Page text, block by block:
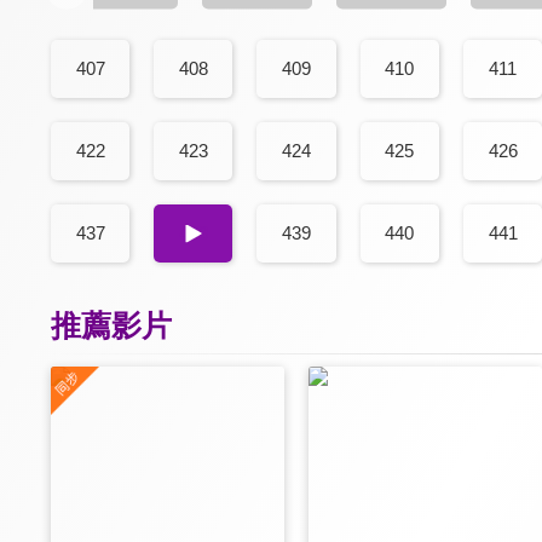
407 408 409 410 411
422 423 424 425 426
437 438 439 440 441
推薦影片